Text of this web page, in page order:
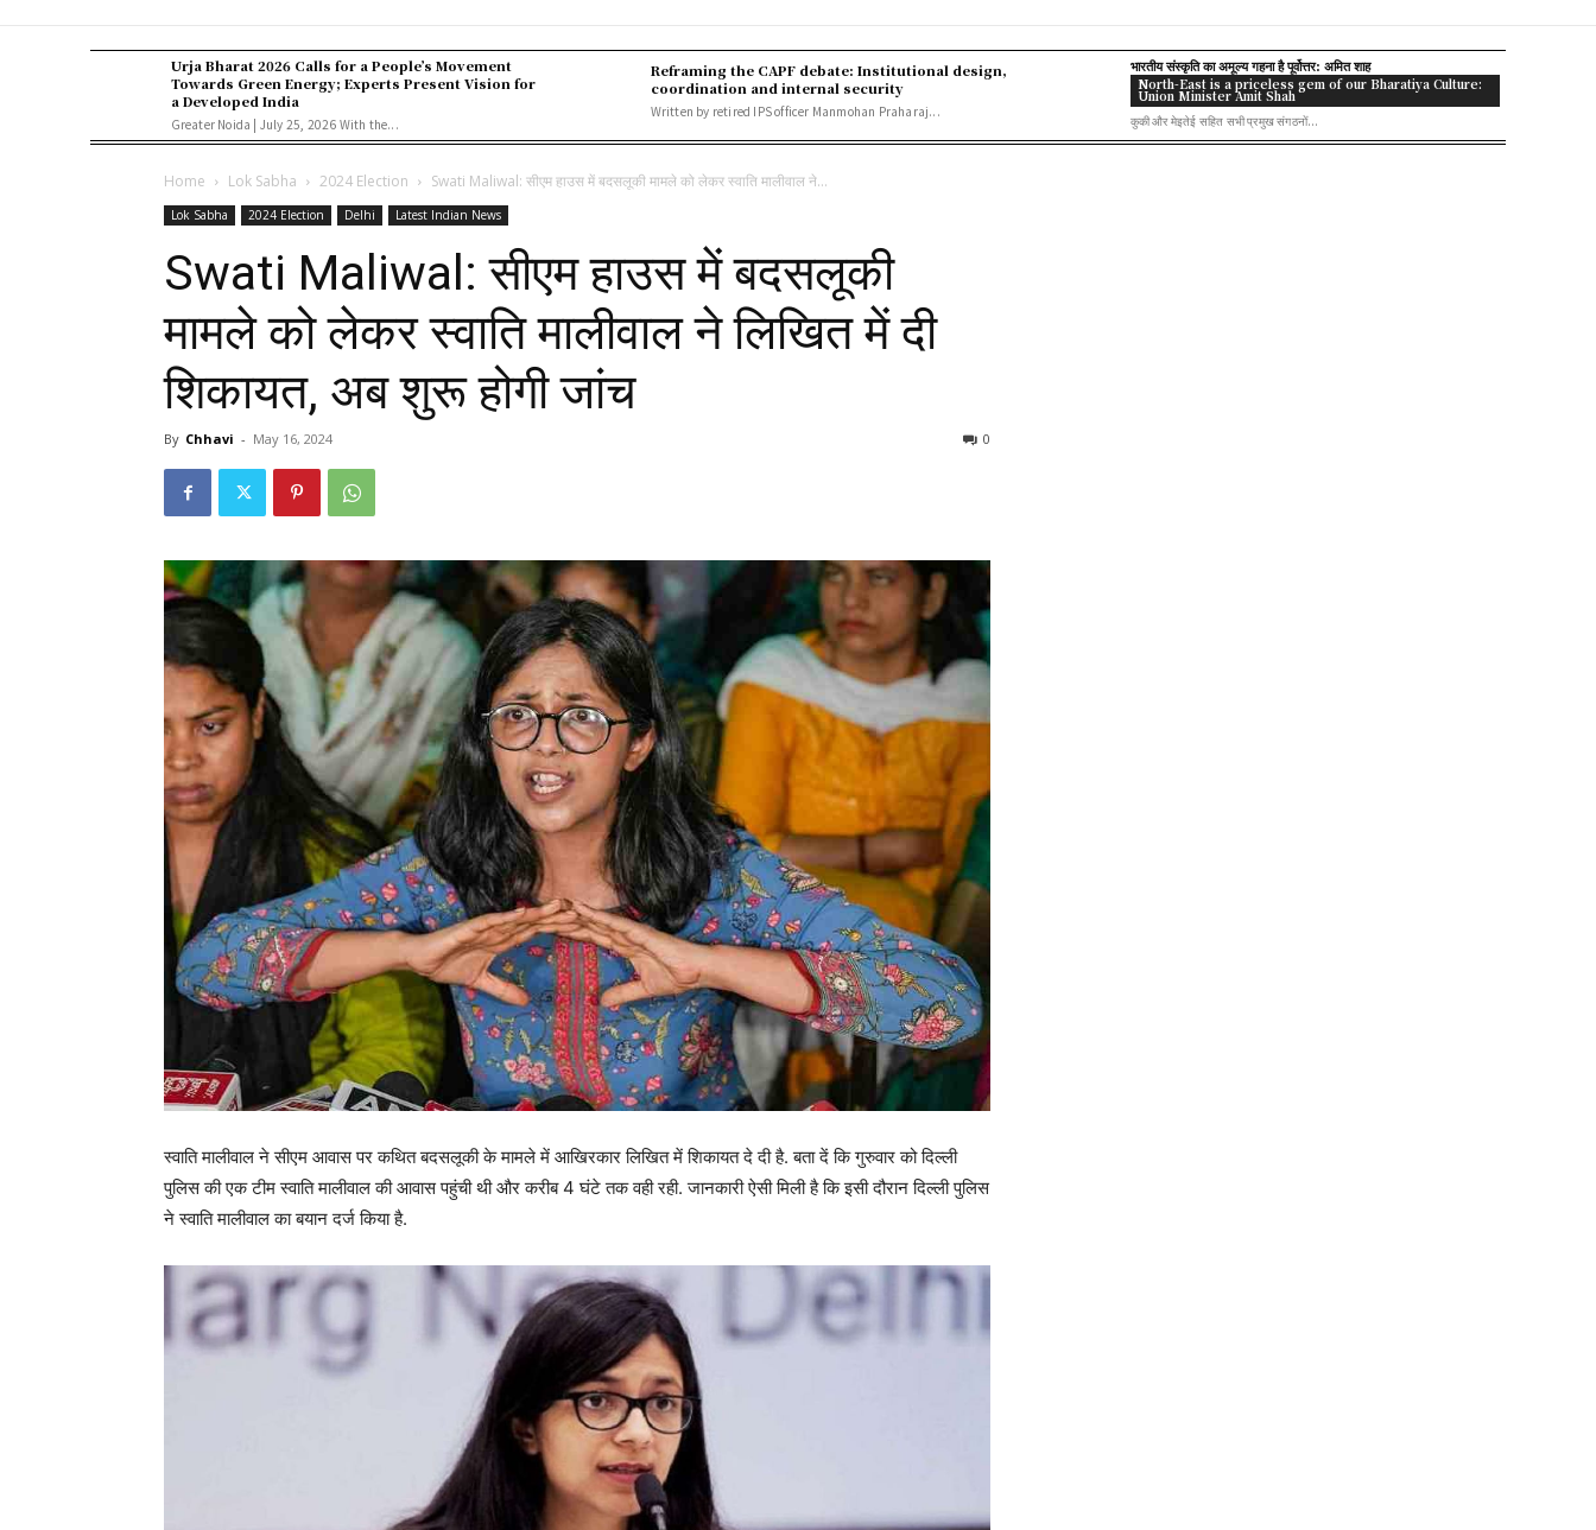
Urja Bharat 2026 Calls for a People’s Movement
Towards Green Energy; Experts Present Vision for
a Developed India
Greater Noida | July 25, 2026 With the...
Reframing the CAPF debate: Institutional design,
coordination and internal security
Written by retired IPS officer Manmohan Praharaj...
भारतीय संस्कृति का अमूल्य गहना है पूर्वोत्तर: अमित शाह
North-East is a priceless gem of our Bharatiya Culture:
Union Minister Amit Shah
कुकी और मेइतेई सहित सभी प्रमुख संगठनों...
Home Lok Sabha 2024 Election Swati Maliwal: सीएम हाउस में बदसलूकी मामले को लेकर स्वाति मालीवाल ने...
Lok Sabha 2024 Election Delhi Latest Indian News
Swati Maliwal: सीएम हाउस में बदसलूकी
मामले को लेकर स्वाति मालीवाल ने लिखित में दी
शिकायत, अब शुरू होगी जांच
By Chhavi - May 16, 2024 0
स्वाति मालीवाल ने सीएम आवास पर कथित बदसलूकी के मामले में आखिरकार लिखित में शिकायत दे दी है. बता दें कि गुरुवार को दिल्ली
पुलिस की एक टीम स्वाति मालीवाल की आवास पहुंची थी और करीब 4 घंटे तक वही रही. जानकारी ऐसी मिली है कि इसी दौरान दिल्ली पुलिस
ने स्वाति मालीवाल का बयान दर्ज किया है.